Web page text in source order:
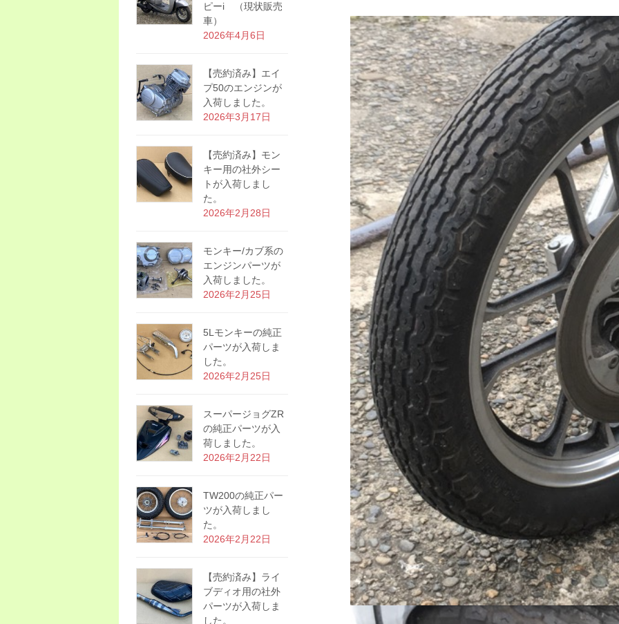
ピーi （現状販売
車）
2026年4月6日
【売約済み】エイ
プ50のエンジンが
入荷しました。
2026年3月17日
【売約済み】モン
キー用の社外シー
トが入荷しまし
た。
2026年2月28日
モンキー/カブ系の
エンジンパーツが
入荷しました。
2026年2月25日
5Lモンキーの純正
パーツが入荷しま
した。
2026年2月25日
スーパージョグZR
の純正パーツが入
荷しました。
2026年2月22日
TW200の純正パー
ツが入荷しまし
た。
2026年2月22日
【売約済み】ライ
ブディオ用の社外
パーツが入荷しま
した。